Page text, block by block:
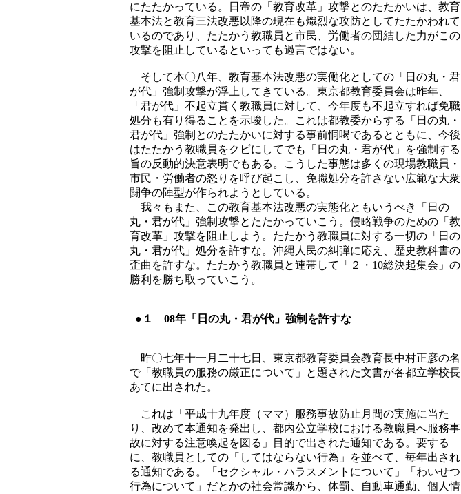
にたたかっている。日帝の「教育改革」攻撃とのたたかいは、教育
基本法と教育三法改悪以降の現在も熾烈な攻防としてたたかわれて
いるのであり、たたかう教職員と市民、労働者の団結した力がこの
攻撃を阻止しているといっても過言ではない。
そして本〇八年、教育基本法改悪の実働化としての「日の丸・君
が代」強制攻撃が浮上してきている。東京都教育委員会は昨年、
「君が代」不起立貫く教職員に対して、今年度も不起立すれば免職
処分も有り得ることを示唆した。これは都教委からする「日の丸・
君が代」強制とのたたかいに対する事前恫喝であるとともに、今後
はたたかう教職員をクビにしてでも「日の丸・君が代」を強制する
旨の反動的決意表明でもある。こうした事態は多くの現場教職員・
市民・労働者の怒りを呼び起こし、免職処分を許さない広範な大衆
闘争の陣型が作られようとしている。
我々もまた、この教育基本法改悪の実態化ともいうべき「日の
丸・君が代」強制攻撃とたたかっていこう。侵略戦争のための「教
育改革」攻撃を阻止しよう。たたかう教職員に対する一切の「日の
丸・君が代」処分を許すな。沖縄人民の糾弾に応え、歴史教科書の
歪曲を許すな。たたかう教職員と連帯して「２・10総決起集会」の
勝利を勝ち取っていこう。
●１ 08年「日の丸・君が代」強制を許すな
昨〇七年十一月二十七日、東京都教育委員会教育長中村正彦の名
で「教職員の服務の厳正について」と題された文書が各都立学校長
あてに出された。
これは「平成十九年度（ママ）服務事故防止月間の実施に当た
り、改めて本通知を発出し、都内公立学校における教職員へ服務事
故に対する注意喚起を図る」目的で出された通知である。要する
に、教職員としての「してはならない行為」を並べて、毎年出され
る通知である。「セクシャル・ハラスメントについて」「わいせつ
行為について」だとかの社会常識から、体罰、自動車通勤、個人情